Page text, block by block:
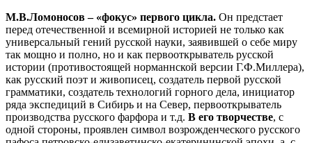
М.В.Ломоносов – «фокус» первого цикла. Он предстает
перед отечественной и всемирной историей не только как
универсальный гений русской науки, заявившей о себе миру
так мощно и полно, но и как первооткрыватель русской
истории (противостоящей норманнской версии Г.Ф.Миллера),
как русский поэт и живописец, создатель первой русской
грамматики, создатель технологий горного дела, инициатор
ряда экспедиций в Сибирь и на Север, первооткрыватель
производства русского фарфора и т.д. В его творчестве, с
одной стороны, проявлен символ возрожденческого русского